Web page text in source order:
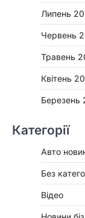
Липень
Червень
Травень
Квітень
Березень
Категорії
Авто
Без
Відео